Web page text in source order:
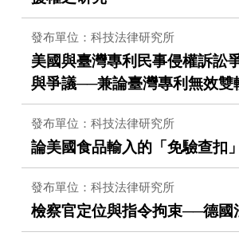
發布單位：科技法律研究所
美國與臺灣專利民事侵權訴訟
與爭議──兼論臺灣專利無效雙
發布單位：科技法律研究所
論美國食品輸入的「免驗查扣
發布單位：科技法律研究所
檢察官定位與指令拘束──德國